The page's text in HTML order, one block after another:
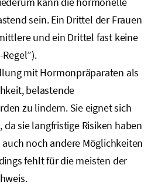
sein. Ein Drittel der Frauen
und ein Drittel fast keine
mit Hormonpräparaten als
belastende
zu lindern. Sie eignet sich
sie langfristige Risiken haben
noch andere Möglichkeiten
fehlt für die meisten der